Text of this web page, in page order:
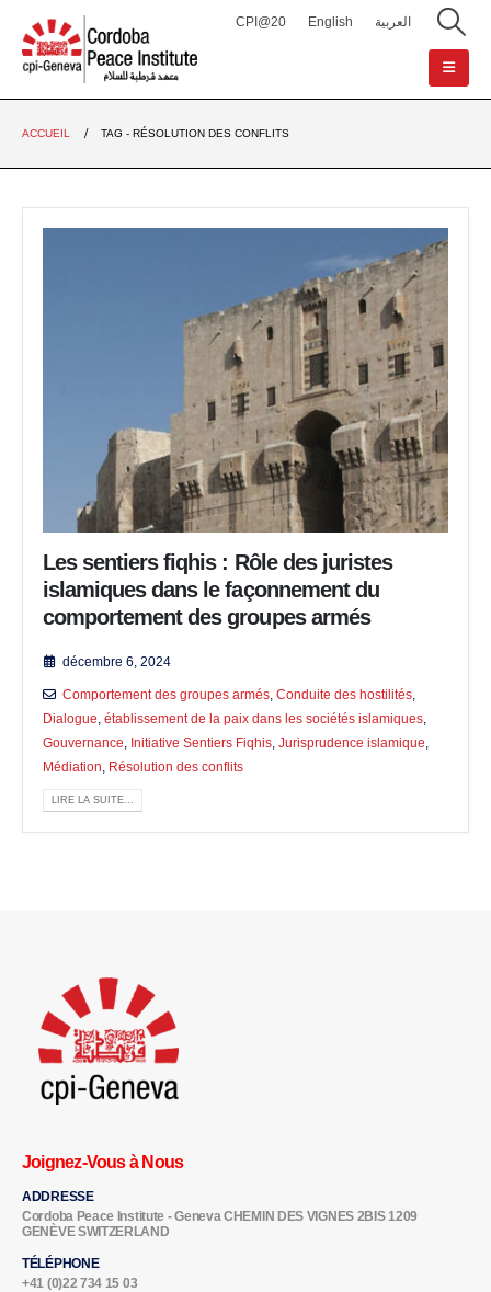
CPI@20 English العربية
ACCUEIL TAG - RÉSOLUTION DES CONFLITS
Les sentiers fiqhis : Rôle des juristes
islamiques dans le façonnement du
comportement des groupes armés
décembre 6, 2024
Comportement des groupes armés, Conduite des hostilités,
Dialogue établissement de la paix dans les sociétés islamiques
Gouvernance
Initiative Sentiers Fiqhis Jurisprudence islamique
Médiation
Résolution des conflits
LIRE LA SUITE...
Joignez-Vous à Nous
ADDRESSE
Cordoba Peace Institute - Geneva CHEMIN DES VIGNES 2BIS 1209
GENÈVE SWITZERLAND
TÉLÉPHONE
+41 (0)22 734 15 03